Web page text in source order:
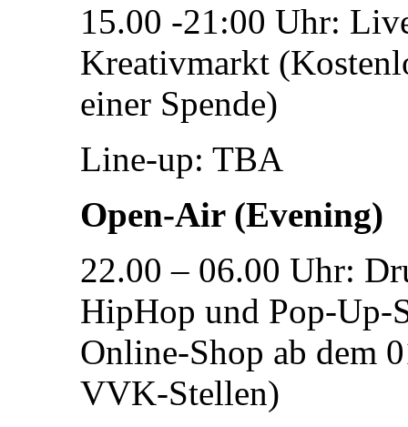
15.00 -21:00 Uhr:
Kreativmarkt
einer Spende)
Line-up: TBA
Open-Air (Evening)
22.00 – 06.00 Uhr:
HipHop und Pop-Up-
Online-Shop ab dem
VVK-Stellen)